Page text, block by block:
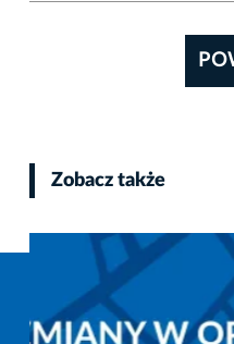
Zobacz także